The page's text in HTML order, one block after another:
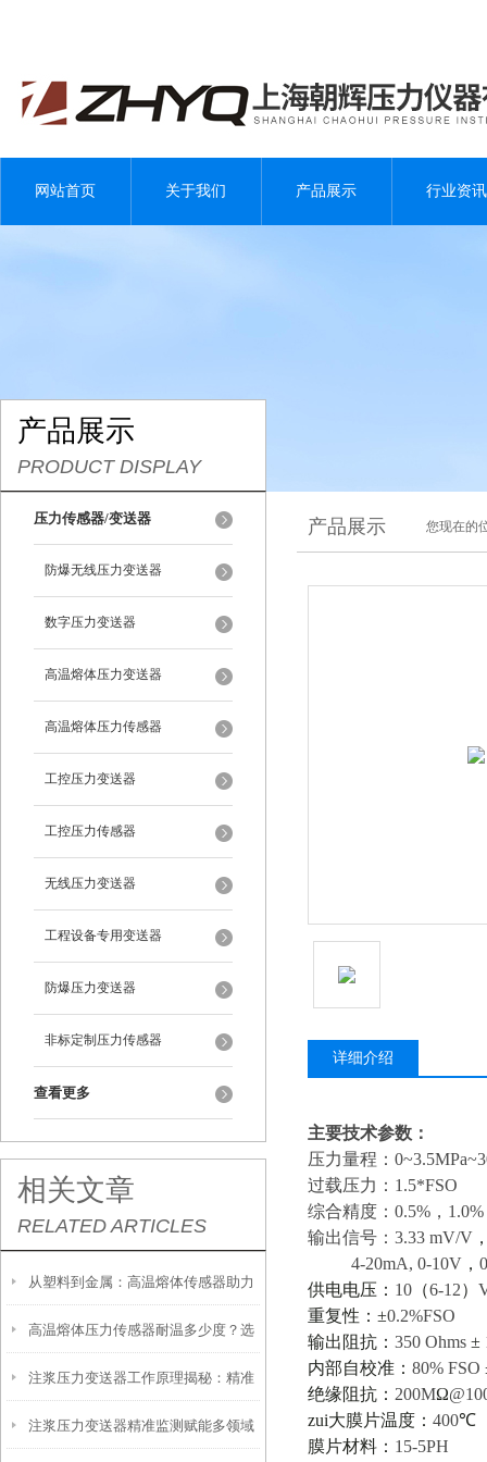
网站首页 关于我们 产品展示 行业资讯
产品展示
PRODUCT DISPLAY
压力传感器/变送器
防爆无线压力变送器
数字压力变送器
高温熔体压力变送器
高温熔体压力传感器
工控压力变送器
工控压力传感器
无线压力变送器
工程设备专用变送器
防爆压力变送器
非标定制压力传感器
查看更多
相关文章
RELATED ARTICLES
从塑料到金属：高温熔体传感器助力
制造工艺效率提升
高温熔体压力传感器耐温多少度？选
型必须知道的参数
注浆压力变送器工作原理揭秘：精准
感知地下压力的核心技术
注浆压力变送器精准监测赋能多领域
产品展示 您现在的
详细介绍
主要技术参数：
压力量程：
过载压力： 1.5*FSO
综合精度： 0.5% ， 1.0%
输出信号： 3.33 mV/V
4-20mA, 0-10V ，
供电电压： 10 （6-12）
重复性：±0.2%FSO
输出阻抗： 350 Ohms ±
内部自校准： 80% FSO
绝缘阻抗： 200MΩ
zui大膜片温度： 400℃
膜片材料： 15-5PH